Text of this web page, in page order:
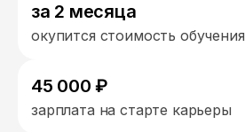
за 2 месяца
окупится стоимость обучения
45 000 ₽
зарплата на старте карьеры